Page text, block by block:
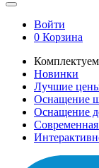
Войти
0 Корзина
Новинки
Лучшие
Оснащение
Оснащение